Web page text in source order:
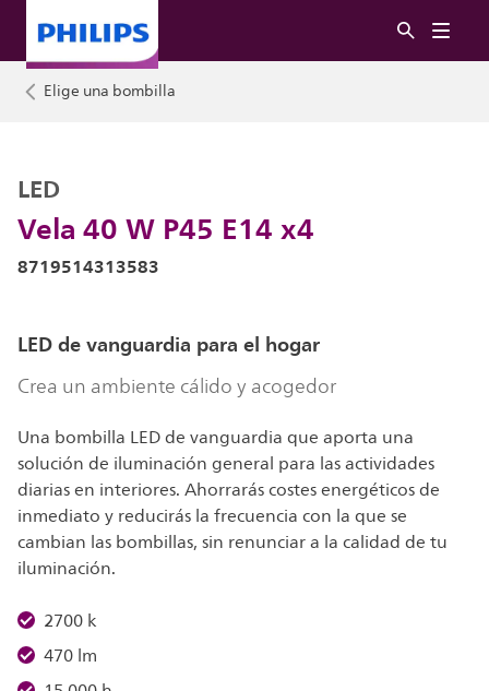
Elige una bombilla
Vela 40 W P45 E14 x4
LED
8719514313583
LED de vanguardia para el hogar
Crea un ambiente cálido y acogedor
Una bombilla LED de vanguardia que aporta una
solución de iluminación general para las actividades
diarias en interiores. Ahorrarás costes energéticos de
inmediato y reducirás la frecuencia con la que se
cambian las bombillas, sin renunciar a la calidad de tu
iluminación.
2700 k
470 lm